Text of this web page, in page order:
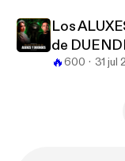
Los
de
🔥600 31 jul